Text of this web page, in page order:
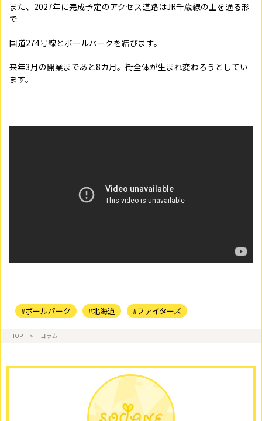
また、2027年に完成予定のアクセス道路はJR千歳線の上を通る形
で
国道274号線とボールパークを結びます。
来年3月の開業まであと8カ月。街全体が生まれ変わろうとしてい
ます。
#ボールパーク #北海道 #ファイターズ
TOP > コラム